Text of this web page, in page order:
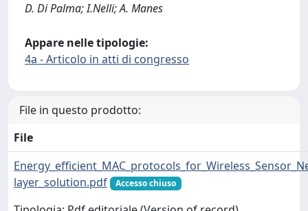
D. Di Palma; I.Nelli; A. Manes
Appare nelle tipologie:
4a - Articolo in atti di congresso
File in questo prodotto:
File
layer_solution.pdf
Accesso chiuso